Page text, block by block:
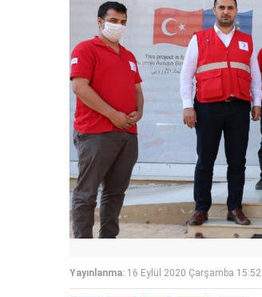
Yayınlanma: 16 Eylül 2020 Çarşamba 15:52